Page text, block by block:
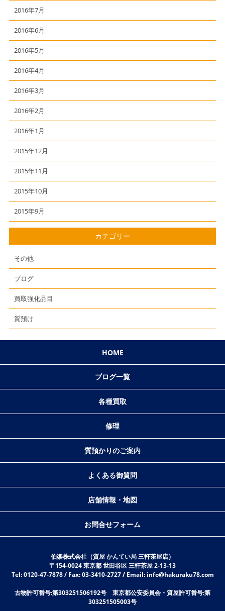
2016年7月
2016年6月
2016年5月
2016年4月
2016年3月
2016年2月
2016年1月
2015年12月
2015年11月
2015年10月
2015年9月
カテゴリー
その他
ブログ
買取強化品目
質預け
HOME
ブログ一覧
各種買取
修理
質預かりのご案内
よくある御質問
店舗情報・地図
お問合せフォーム
伯楽株式会社（質屋 かんてい局 三軒茶屋店）
〒154-0024 東京都 世田谷区 三軒茶屋 2-13-13
Tel: 0120-47-7878 / Fax: 03-3410-2727 / Email: info@hakuraku78.com
古物許可番号:第303251506192号 東京都公安委員会・質屋許可番号:第
303251505003号